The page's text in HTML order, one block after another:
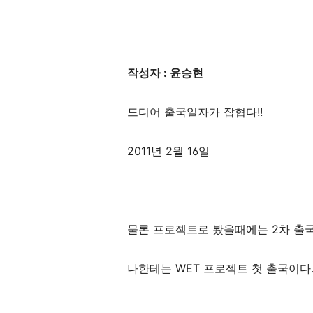
작성자 : 윤승현
드디어 출국일자가 잡협다!!
2011년 2월 16일
물론 프로젝트로 봤을때에는 2차 출
나한테는 WET 프로젝트 첫 출국이다.